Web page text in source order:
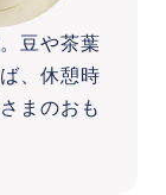
豆や茶葉
、休憩時
まのおも